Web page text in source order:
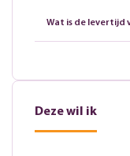
Wat is de levertijd
Deze wil ik